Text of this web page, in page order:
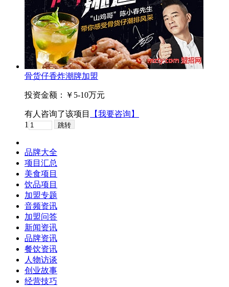
骨货仔香炸潮牌加盟
投资金额： ￥5-10万元
有人咨询了该项目
【我要咨询】
1
品牌大全
项目汇总
美食项目
饮品项目
加盟专题
音频资讯
加盟问答
新闻资讯
品牌资讯
餐饮资讯
人物访谈
创业故事
经营技巧